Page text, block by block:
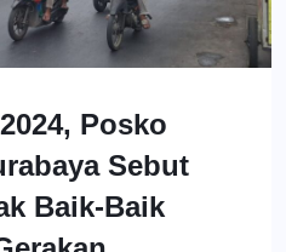
Posko
Sebut
Baik-Baik